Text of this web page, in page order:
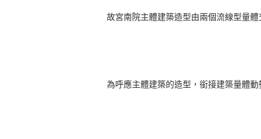
故宮南院主體建築造型由兩個流線型量
為呼應主體建築的造型，銜接建築量體